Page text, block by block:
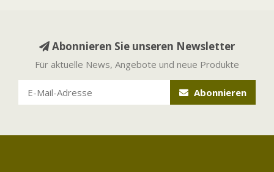
Abonnieren Sie unseren Newsletter
Für aktuelle News, Angebote und neue Produkte
Abonnieren